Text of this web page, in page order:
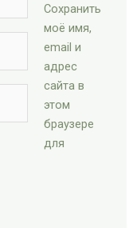
Сохранить
моё имя,
email и
адрес
сайта в
этом
браузере
для